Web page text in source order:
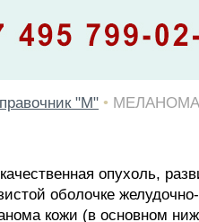
"М" • МЕЛАНОМА
опухоль,
оболочке
кожи (в основном